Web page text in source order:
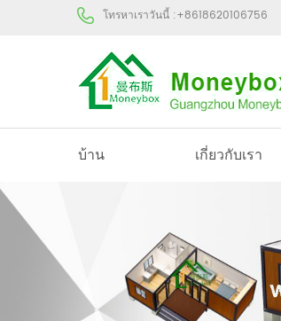
โทรหาเราวันนี้ :+8618620106756
บ้าน เกี่ยวกับเรา